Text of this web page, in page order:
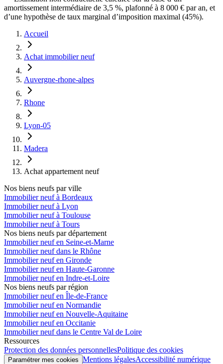
amortissement intermédiaire de 3,5 %, plafonné à 8 000 € par an, et
d’une hypothèse de taux marginal d’imposition maximal (45%).
Accueil
Achat immobilier neuf
Auvergne-rhone-alpes
Rhone
Lyon-05
Madera
Achat appartement neuf
Nos biens neufs par ville
Immobilier neuf à Bordeaux
Immobilier neuf à Lyon
Immobilier neuf à Toulouse
Immobilier neuf à Tours
Nos biens neufs par département
Immobilier neuf en Seine-et-Marne
Immobilier neuf dans le Rhône
Immobilier neuf en Gironde
Immobilier neuf en Haute-Garonne
Immobilier neuf en Indre-et-Loire
Nos biens neufs par région
Immobilier neuf en Île-de-France
Immobilier neuf en Normandie
Immobilier neuf en Nouvelle-Aquitaine
Immobilier neuf en Occitanie
Immobilier neuf dans le Centre Val de Loire
Ressources
Protection des données personnellesPolitique des cookies
Paramétrer mes cookies Mentions légalesAccessibilité numérique